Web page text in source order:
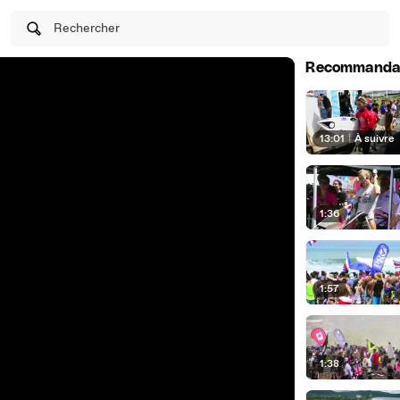
Rechercher
13:01 | À suivre
1:36
1:57
1:38